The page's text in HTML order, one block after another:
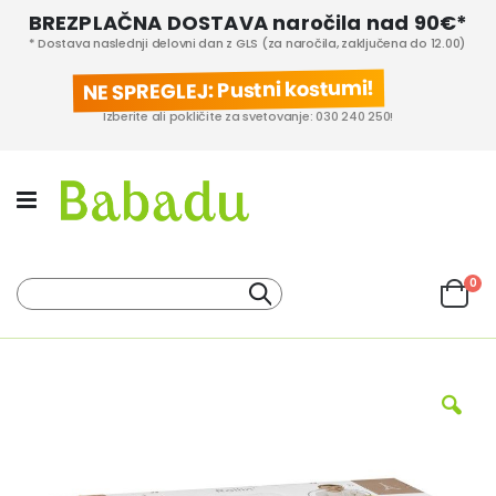
BREZPLAČNA DOSTAVA naročila nad 90€*
* Dostava naslednji delovni dan z GLS (za naročila, zaključena do 12.00)
NE SPREGLEJ: Pustni kostumi!
Izberite ali pokličite za svetovanje: 030 240 250!
Iskanje
Cart
0izd.